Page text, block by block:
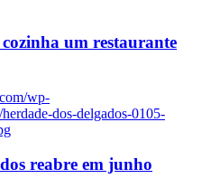
um restaurante
wp-
dos-delgados-0105-
reabre em junho